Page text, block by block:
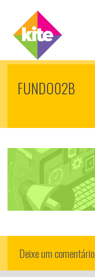
FUNDO02B
Deixe um comentário